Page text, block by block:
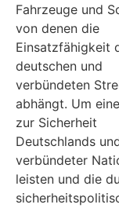
Fahrzeuge und
von denen die
Einsatzfähigkeit
deutschen und
verbündeten
abhängt. Um
zur Sicherheit
Deutschlands
verbündeter
leisten und die